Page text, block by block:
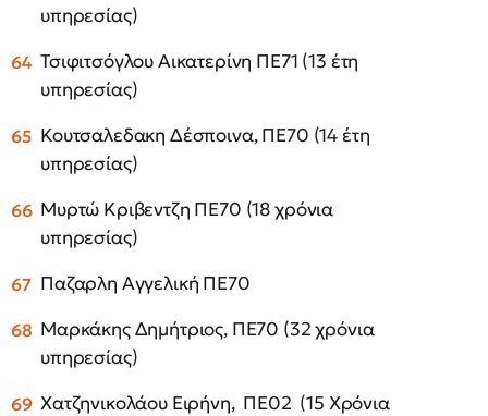
υπηρεσίας)
Τσιφιτσόγλου Αικατερίνη ΠΕ71 (13 έτη
υπηρεσίας)
Κουτσαλεδακη Δέσποινα, ΠΕ70 (14 έτη
υπηρεσίας)
Μυρτώ Κριβεντζη ΠΕ70 (18 χρόνια
υπηρεσίας)
Παζαρλη Αγγελική ΠΕ70
Μαρκάκης Δημήτριος, ΠΕ70 (32 χρόνια
υπηρεσίας)
Χατζηνικολάου Ειρήνη, ΠΕ02 (15 Χρόνια